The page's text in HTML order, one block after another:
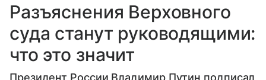
Разъяснения Верховного
суда станут руководящими:
что это значит
Президент России Владимир Путин подписал